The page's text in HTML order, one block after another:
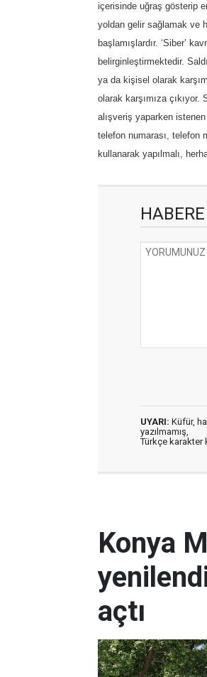
içerisinde uğraş gösterip
yoldan gelir sağlamak ve
başlamışlardır. ‘Siber’
belirginleştirmektedir.
ya da kişisel olarak
olarak karşımıza
alışveriş yaparken
telefon numarası, telefon
kullanarak yapılmalı,
HABERE
UYARI: Küfür,
yazılmamış,
Türkçe karakter
Konya
açtı